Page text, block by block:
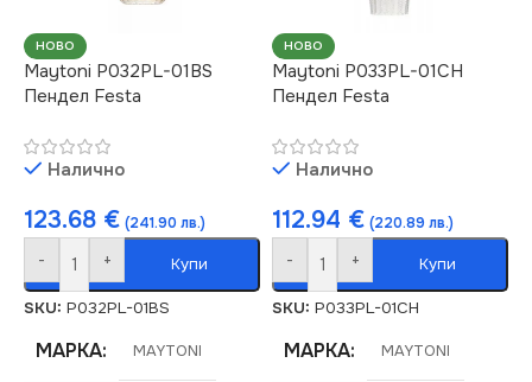
НОВО
Maytoni P032PL-01BS
Пендел Festa
Налично
123.68 € (241.90 лв.)
- + Купи
SKU: P032PL-01BS
МАРКА MAYTONI
НОВО
Maytoni P033PL-01CH
Пендел Festa
Налично
112.94 € (220.89 лв.)
- + Купи
SKU: P033PL-01CH
МАРКА MAYTONI